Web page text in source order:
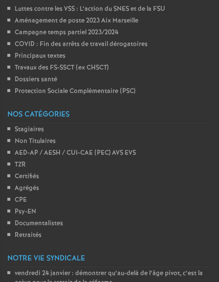
Luttes contre les VSS : L’action du SNES et de la FSU
Aménagement de poste 2023 Aix Marseille
Campagne temps partiel 2023/2024
COVID : Fin des arrêts de travail dérogatoires
Principaux textes
Travaux des FS-SSCT (ex CHSCT)
Dossiers santé
Protection Sociale Complémentaire (PSC)
NOS CATÉGORIES
Stagiaires
Non Titulaires
AED-AP / AESH / CUI-CAE (PEC) AVS EVS
TZR
Certifiés
Agrégés
CPE
Psy-EN
Documentalistes
Retraités
NOTRE VIE SYNDICALE
vendredi 24 janvier : démontrer qu’au-delà de l’âge pivot, c’est la